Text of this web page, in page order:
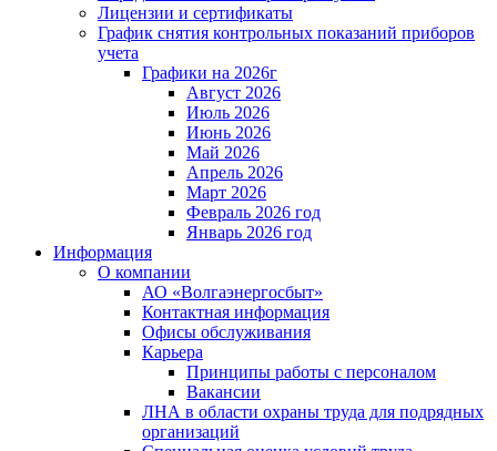
Лицензии и сертификаты
График снятия контрольных показаний приборов
учета
Графики на 2026г
Август 2026
Июль 2026
Июнь 2026
Май 2026
Апрель 2026
Март 2026
Февраль 2026 год
Январь 2026 год
Информация
О компании
АО «Волгаэнергосбыт»
Контактная информация
Офисы обслуживания
Карьера
Принципы работы с персоналом
Вакансии
ЛНА в области охраны труда для подрядных
организаций